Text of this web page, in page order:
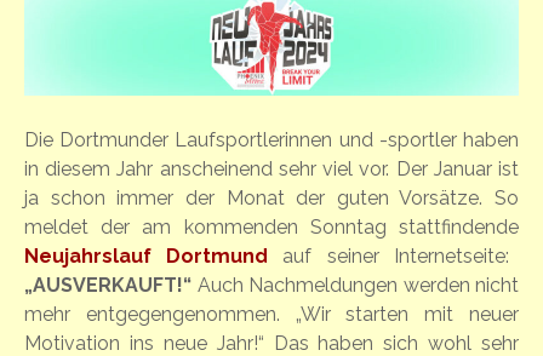
Die Dortmunder Laufsportlerinnen und -sportler haben
in diesem Jahr anscheinend sehr viel vor. Der Januar ist
ja schon immer der Monat der guten Vorsätze. So
meldet der am kommenden Sonntag stattfindende
Neujahrslauf Dortmund auf seiner Internetseite:
„AUSVERKAUFT!“ Auch Nachmeldungen werden nicht
mehr entgegengenommen. „Wir starten mit neuer
Motivation ins neue Jahr!“ Das haben sich wohl sehr